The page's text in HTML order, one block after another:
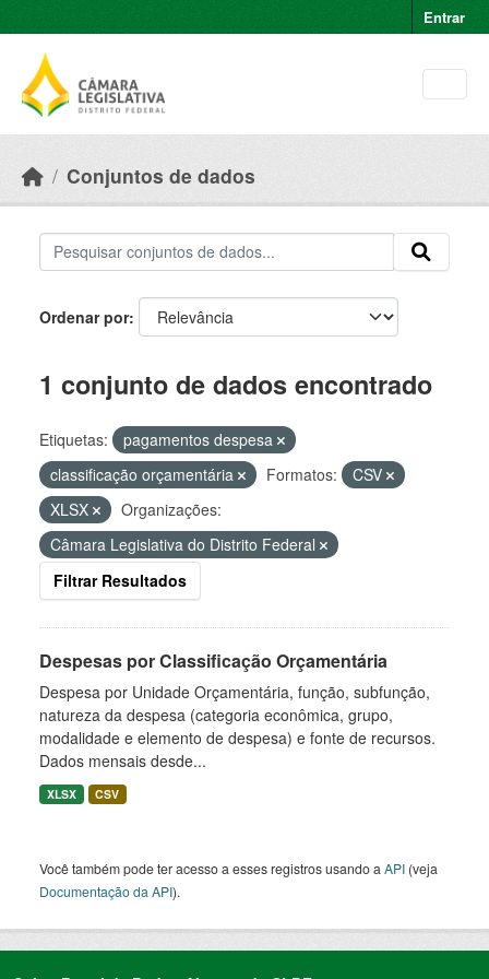
Entrar
Conjuntos de dados
Ordenar por
1 conjunto de dados encontrado
Etiquetas:
pagamentos despesa
classificação orçamentária
Formatos:
CSV
XLSX
Organizações:
Câmara Legislativa do Distrito Federal
Filtrar Resultados
Despesas por Classificação Orçamentária
Despesa por Unidade Orçamentária, função, subfunção,
natureza da despesa (categoria econômica, grupo,
modalidade e elemento de despesa) e fonte de recursos.
Dados mensais desde...
XLSX CSV
Você também pode ter acesso a esses registros usando a API (veja
Documentação da API).